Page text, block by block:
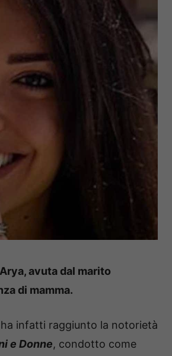
avuta dal marito
di mamma.
infatti raggiunto la notorietà
e Donne, condotto come